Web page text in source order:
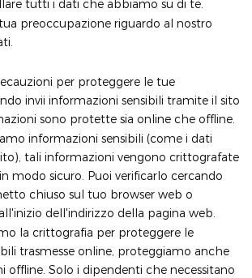
tutti i dati che abbiamo su di te.
preoccupazione riguardo al nostro
per proteggere le tue
invii informazioni sensibili tramite il sito
sono protette sia online che offline.
informazioni sensibili (come i dati
tali informazioni vengono crittografate
modo sicuro. Puoi verificarlo cercando
chiuso sul tuo browser web o
dell'indirizzo della pagina web.
la crittografia per proteggere le
trasmesse online, proteggiamo anche
offline. Solo i dipendenti che necessitano